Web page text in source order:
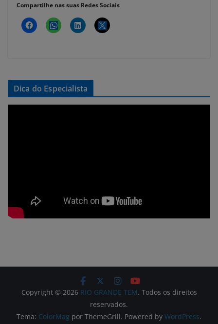
Compartilhe nas suas Redes Sociais
Dica do Especialista
Copyright © 2026 RIO GRANDE TEM. Todos os direitos
reservados.
Tema: ColorMag por ThemeGrill. Powered by WordPress.